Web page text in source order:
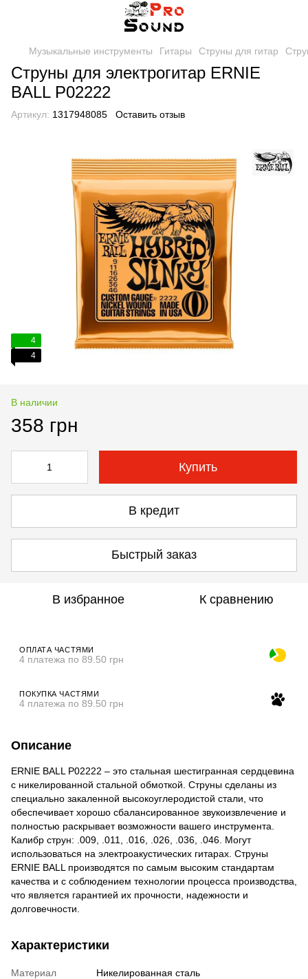
Музыкальные инструменты Гитары Струны для гитар
Струны для электрогитар ERNIE
BALL P02222
Артикул: 1317948085 Оставить отзыв
4
4
В наличии
358 грн
Купить
В кредит
Быстрый заказ
В избранное К сравнению
ОПЛАТА ЧАСТЯМИ
4 платежа по 89.50 грн
ПОКУПКА ЧАСТЯМИ
4 платежа по 89.50 грн
Описание
ERNIE BALL P02222 – это стальная шестигранная сердцевина
с никелированной стальной обмоткой. Струны сделаны из
специально закаленной высокоуглеродистой стали, что
обеспечивает хорошо сбалансированное звукоизвлечение и
полностью раскрывает возможности вашего инструмента.
Калибр струн: .009, .011, .016, .026, .036, .046. Могут
использоваться на электроакустических гитарах. Струны
ERNIE BALL производятся по самым высоким стандартам
качества и с соблюдением технологии процесса производства,
что является гарантией их прочности, надежности и
долговечности.
Характеристики
Материал
Никелированная сталь